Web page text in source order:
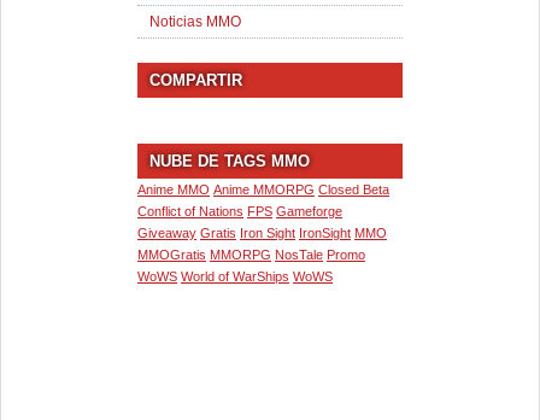
Noticias MMO
COMPARTIR
NUBE DE TAGS MMO
Anime MMO Anime MMORPG Closed Beta
Conflict of Nations FPS Gameforge
Giveaway Gratis Iron Sight IronSight MMO
MMOGratis MMORPG NosTale Promo
WoWS World of WarShips WoWS